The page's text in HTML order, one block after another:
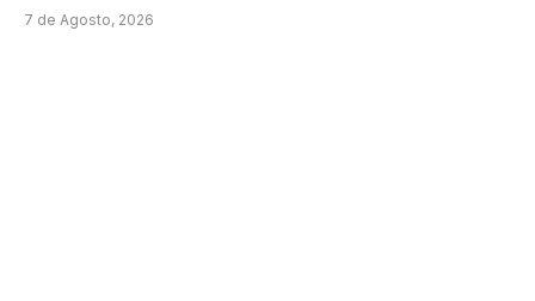
7 de Agosto, 2026